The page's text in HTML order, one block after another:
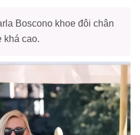
Boscono khoe đôi chân
khá cao.